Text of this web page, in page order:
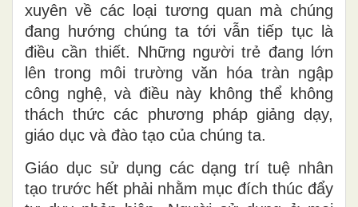
xuyênvề các loại tương quan mà chúng
đang hướng chúng ta tới vẫn tiếp tục là
điều cần thiết. Những người trẻ đang lớn
lên trong môi trường văn hóa tràn ngập
công nghệ, và điều này không thể không
thách thức các phương pháp giảng dạy,
giáo dục và đào tạo của chúng ta.
Giáo dục sử dụng các dạng trí tuệ nhân
tạo trước hết phải nhằm mục đích thúc đẩy